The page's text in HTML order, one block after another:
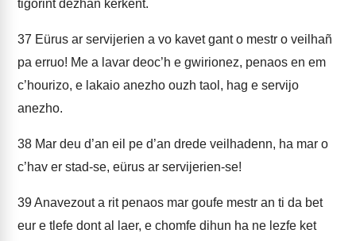
tigorint dezhañ kerkent.
37 Eürus ar servijerien a vo kavet gant o mestr o veilhañ
pa erruo! Me a lavar deoc’h e gwirionez, penaos en em
c’hourizo, e lakaio anezho ouzh taol, hag e servijo
anezho.
38 Mar deu d’an eil pe d’an drede veilhadenn, ha mar o
c’hav er stad-se, eürus ar servijerien-se!
39Anavezout a rit penaos mar goufe mestr an ti da bet
eur e tlefe dont al laer, e chomfe dihun ha ne lezfe ket